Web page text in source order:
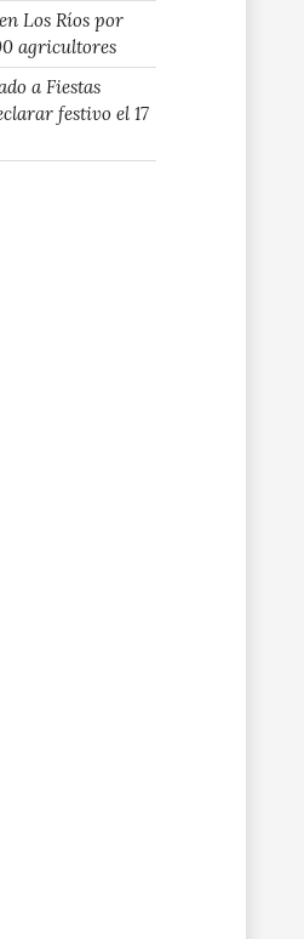
Los Ríos por
agricultores
a Fiestas
festivo el 17